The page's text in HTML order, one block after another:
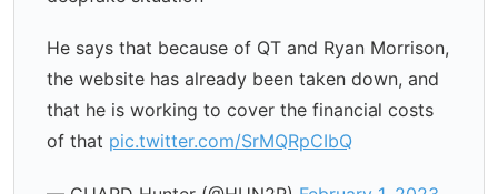
He says that because of QT and Ryan Morrison,
the website has already been taken down, and
that he is working to cover the financial costs
of that pic.twitter.com/SrMQRpCIbQ